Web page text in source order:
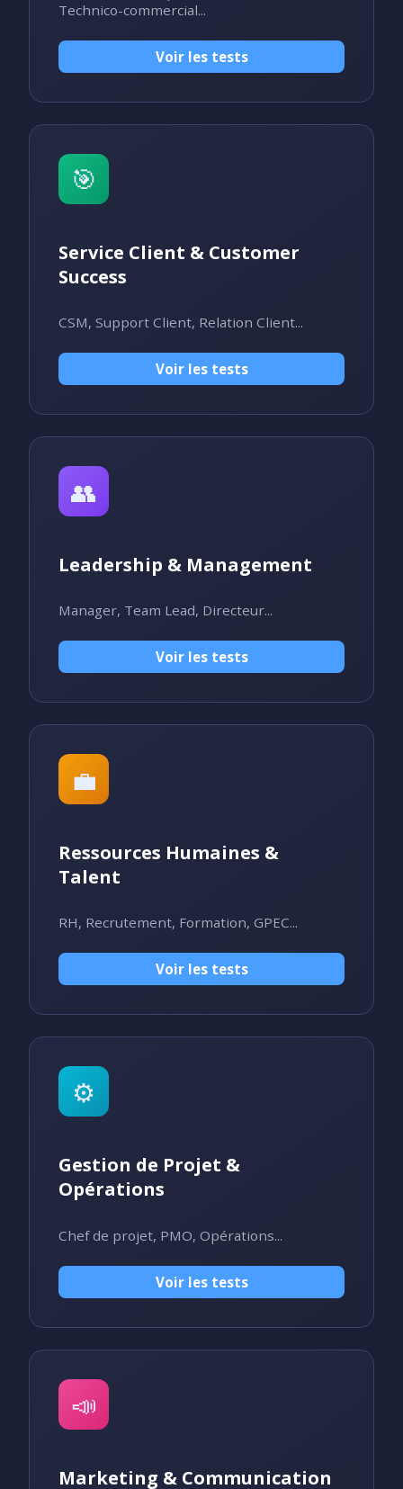
Technico-commercial...
Voir les tests
🎯
Service Client & Customer
Success
CSM, Support Client, Relation Client...
Voir les tests
👥
Leadership & Management
Manager, Team Lead, Directeur...
Voir les tests
💼
Ressources Humaines &
Talent
RH, Recrutement, Formation, GPEC...
Voir les tests
⚙️
Gestion de Projet &
Opérations
Chef de projet, PMO, Opérations...
Voir les tests
📣
Marketing & Communication